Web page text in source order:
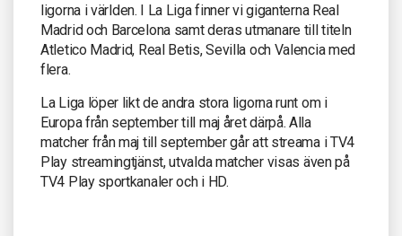
ligorna i världen. I La Liga finner vi giganterna Real
Madrid och Barcelona samt deras utmanare till titeln
Atletico Madrid, Real Betis, Sevilla och Valencia med
flera.
La Liga löper likt de andra stora ligorna runt om i
Europa från september till maj året därpå. Alla
matcher från maj till september går att streama i TV4
Play streamingtjänst, utvalda matcher visas även på
TV4 Play sportkanaler och i HD.